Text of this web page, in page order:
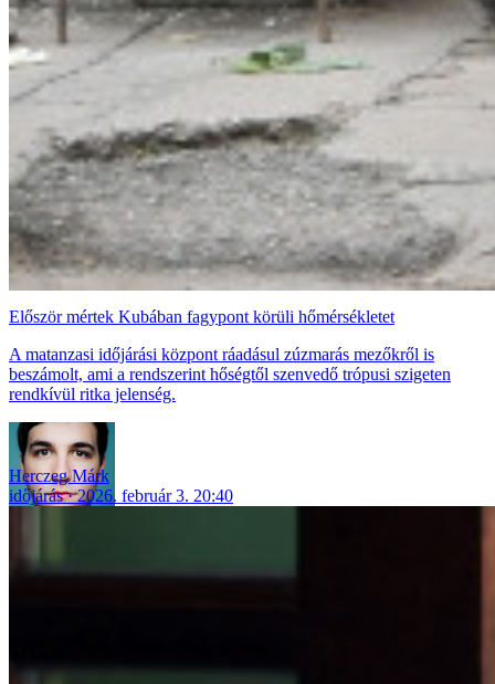
Először mértek Kubában fagypont körüli hőmérsékletet
A matanzasi időjárási központ ráadásul zúzmarás mezőkről is
beszámolt, ami a rendszerint hőségtől szenvedő trópusi szigeten
rendkívül ritka jelenség.
Herczeg Márk
időjárás
2026. február 3. 20:40